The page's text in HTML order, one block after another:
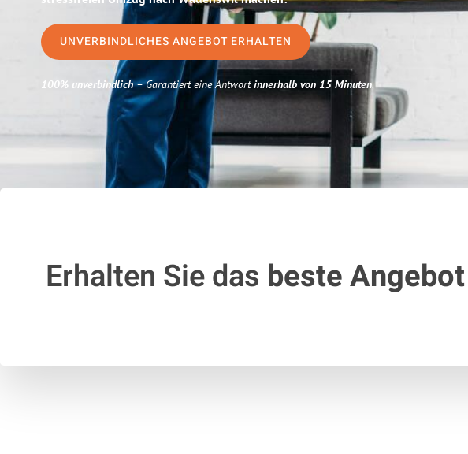
UNVERBINDLICHES ANGEBOT ERHALTEN
100% unverbindlich– Garantiert eine Antwortinnerhalb von 15 Minuten.
Erhalten Sie das beste Angebot